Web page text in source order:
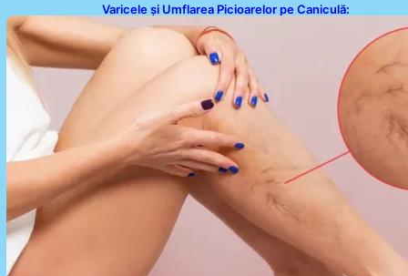
Varicele și Umflarea Picioarelor pe Caniculă:
Înțelegerea Simptomelor și Măsurilor de Prevenție